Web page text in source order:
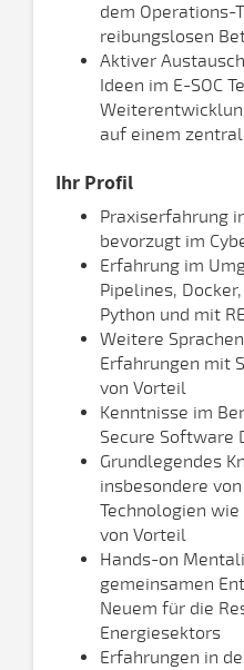
dem Operations-
reibungslosen
Aktiver
Ideen im E-SOC
auf einem
Ihr Profil
Praxiserfahrung
bevorzugt im
Erfahrung im
Pipelines,
Python und mit
Weitere
Erfahrungen mit
von Vorteil
Kenntnisse im
Secure Software
Grundlegendes
insbesondere
Technologien wie
von Vorteil
Hands-on
gemeinsamen
Neuem für die
Energiesektors
Erfahrungen in